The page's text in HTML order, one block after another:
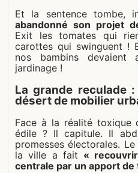
Et la sentence tombe,
abandonné son projet
Exit les tomates qui
carottes qui swinguent !
nos bambins devaient
jardinage !
La grande reculade :
désert de mobilier
Face à la réalité toxique
édile ? Il capitule. Il
promesses électorales.
la ville a fait «
centrale par un apport de